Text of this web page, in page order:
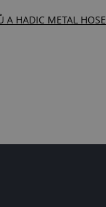
A HADIC METAL